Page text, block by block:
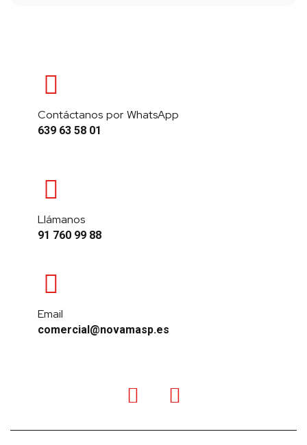
Contáctanos por WhatsApp
639 63 58 01
Llámanos
91 760 99 88
Email
comercial@novamasp.es